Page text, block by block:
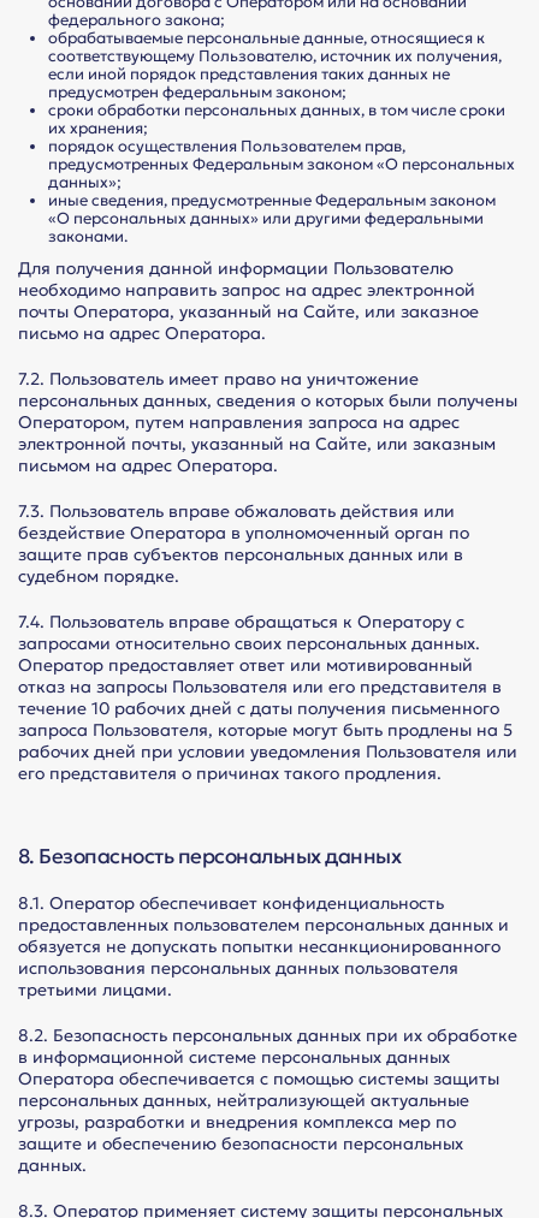
федерального закона;
обрабатываемые персональные данные, относящиеся к
соответствующему Пользователю, источник их получения,
если иной порядок представления таких данных не
предусмотрен федеральным законом;
сроки обработки персональных данных, в том числе сроки
их хранения;
порядок осуществления Пользователем прав,
предусмотренных Федеральным законом «О персональных
данных»;
иные сведения, предусмотренные Федеральным законом
«О персональных данных» или другими федеральными
законами.
Для получения данной информации Пользователю
необходимо направить запрос на адрес электронной
почты Оператора, указанный на Сайте, или заказное
письмо на адрес Оператора.
7.2. Пользователь имеет право на уничтожение
персональных данных, сведения о которых были получены
Оператором, путем направления запроса на адрес
электронной почты, указанный на Сайте, или заказным
письмом на адрес Оператора.
7.3. Пользователь вправе обжаловать действия или
бездействие Оператора в уполномоченный орган по
защите прав субъектов персональных данных или в
судебном порядке.
7.4. Пользователь вправе обращаться к Оператору с
запросами относительно своих персональных данных.
Оператор предоставляет ответ или мотивированный
отказ на запросы Пользователя или его представителя в
течение 10 рабочих дней с даты получения письменного
запроса Пользователя, которые могут быть продлены на 5
рабочих дней при условии уведомления Пользователя или
его представителя о причинах такого продления.
8. Безопасность персональных данных
8.1. Оператор обеспечивает конфиденциальность
предоставленных пользователем персональных данных и
обязуется не допускать попытки несанкционированного
использования персональных данных пользователя
третьими лицами.
8.2. Безопасность персональных данных при их обработке
в информационной системе персональных данных
Оператора обеспечивается с помощью системы защиты
персональных данных, нейтрализующей актуальные
угрозы, разработки и внедрения комплекса мер по
защите и обеспечению безопасности персональных
данных.
8.3. Оператор применяет систему защиты персональных